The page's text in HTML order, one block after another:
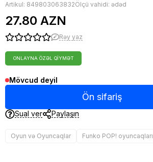
Artikul: 849803063832Ölçü vahidi: ədəd
27.80 AZN
Rəy yaz
ONLAYNA ÖZƏL QIYMƏT
Mövcud deyil
Ön sifariş
Sual ver Paylaşın
Oyun və Oyuncaqlar Funko POP! oyuncaqları